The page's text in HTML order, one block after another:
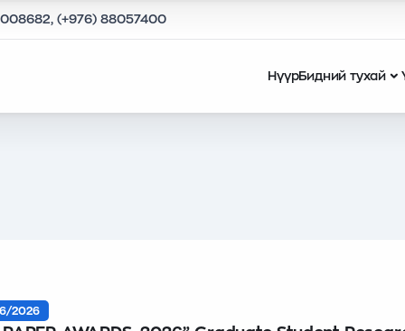
(+976) 88057400
НүүрБидний тухай
2026